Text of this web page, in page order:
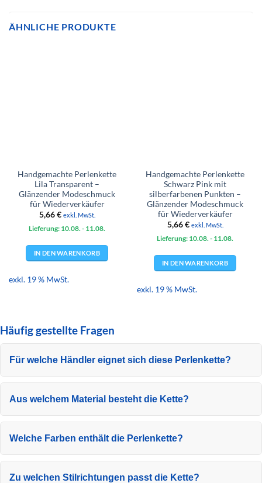
ÄHNLICHE PRODUKTE
Handgemachte Perlenkette
Lila Transparent –
Glänzender Modeschmuck
für Wiederverkäufer
5,66€ exkl. MwSt.
Lieferung: 10.08. - 11.08.
IN DEN WARENKORB
exkl. 19 % MwSt.
Handgemachte Perlenkette
Schwarz Pink mit
silberfarbenen Punkten –
Glänzender Modeschmuck
für Wiederverkäufer
5,66€ exkl. MwSt.
Lieferung: 10.08. - 11.08.
IN DEN WARENKORB
exkl. 19 % MwSt.
Häufig gestellte Fragen
Für welche Händler eignet sich diese Perlenkette?
Aus welchem Material besteht die Kette?
Welche Farben enthält die Perlenkette?
Zu welchen Stilrichtungen passt die Kette?